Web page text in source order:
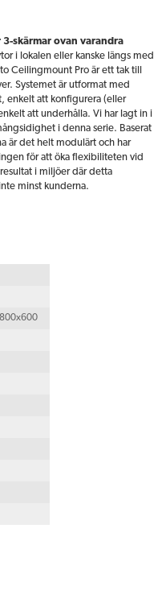
skärmar ovan varandra
i lokalen eller kanske längs med
Ceilingmount Pro är ett tak till
Systemet är utformat med
enkelt att konfigurera (eller
att underhålla. Vi har lagt in i
i denna serie. Baserat
är det helt modulärt och har
för att öka flexibiliteten vid
i miljöer där detta
minst kunderna.
800x600